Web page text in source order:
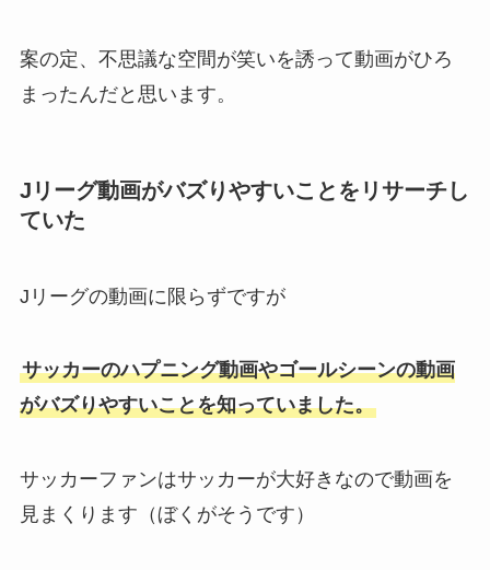
案の定、不思議な空間が笑いを誘って動画がひろ
まったんだと思います。
Jリーグ動画がバズりやすいことをリサーチし
ていた
Jリーグの動画に限らずですが
サッカーのハプニング動画やゴールシーンの動画
がバズりやすいことを知っていました。
サッカーファンはサッカーが大好きなので動画を
見まくります（ぼくがそうです）